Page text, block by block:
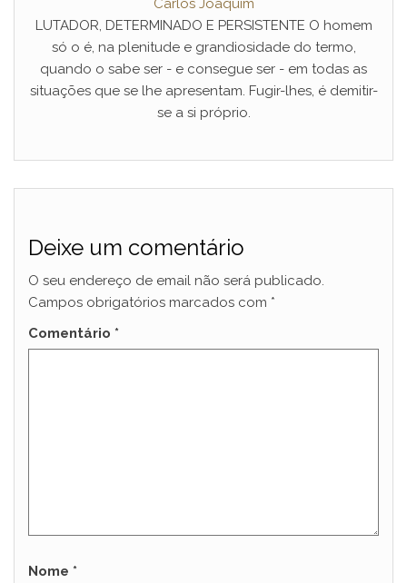
Carlos Joaquim
LUTADOR, DETERMINADO E PERSISTENTE O homem
só o é, na plenitude e grandiosidade do termo,
quando o sabe ser - e consegue ser - em todas as
situações que se lhe apresentam. Fugir-lhes, é demitir-
se a si próprio.
Deixe um comentário
O seu endereço de email não será publicado.
Campos obrigatórios marcados com *
Comentário *
Nome *